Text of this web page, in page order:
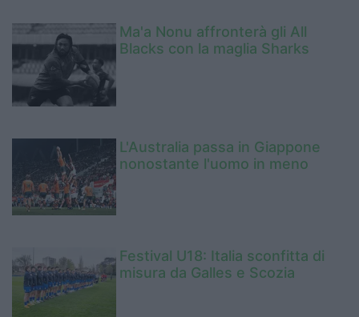
Ma'a Nonu affronterà gli All
Blacks con la maglia Sharks
L'Australia passa in Giappone
nonostante l'uomo in meno
Festival U18: Italia sconfitta di
misura da Galles e Scozia